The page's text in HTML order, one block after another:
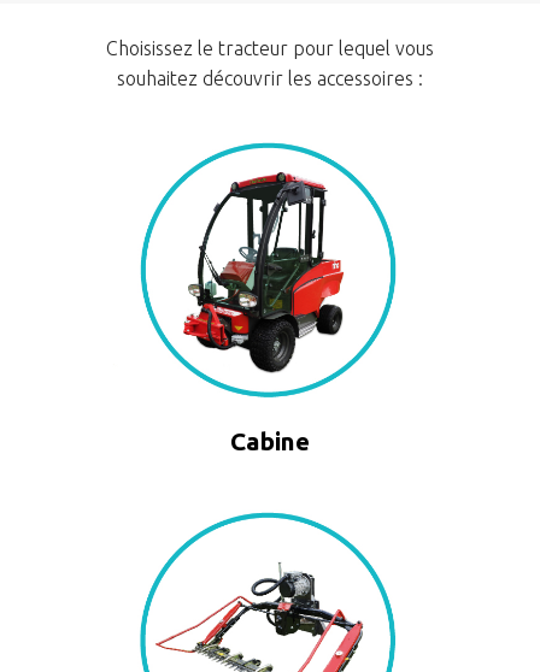
Choisissez le tracteur pour lequel vous
souhaitez découvrir les accessoires :
Cabine